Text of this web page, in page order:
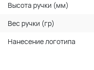
Высота ручки (мм)
Вес ручки (гр)
Нанесение логотипа